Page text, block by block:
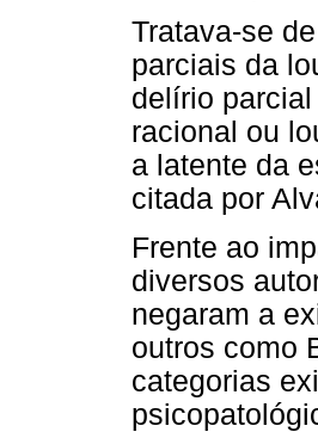
Tratava-se
parciais da
delírio
racional ou
a latente da
citada por
Frente ao
diversos
negaram a
outros como
categorias